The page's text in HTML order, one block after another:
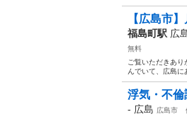
【広島市
福島町駅 広
無料
ご覧いただきあ
んでいて、広島に
浮気・不
- 広島 広島市